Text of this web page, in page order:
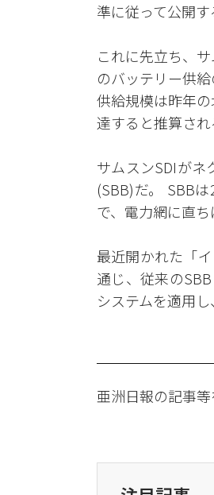
準に従って公開す
これに先立ち、
のバッテリー供
供給規模は昨年
達すると推算され
サムスンSDIがネ
(SBB)だ。 SBB
で、電力網に直ち
最近開かれた「
通じ、従来の
システムを適用し
亜洲日報の記事